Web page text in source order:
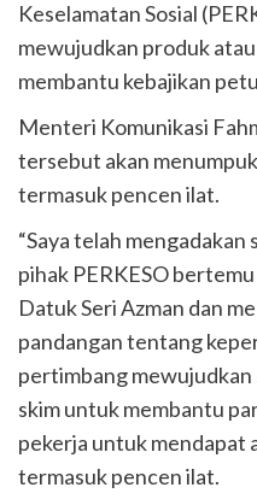
Keselamatan Sosial
mewujudkan produk
membantu kebajikan
Menteri Komunikasi
tersebut akan
termasuk pencen ilat.
“Saya telah
pihak PERKESO
Datuk Seri Azman dan
pandangan tentang
pertimbang
skim untuk membantu
pekerja untuk mendapat
termasuk pencen ilat.